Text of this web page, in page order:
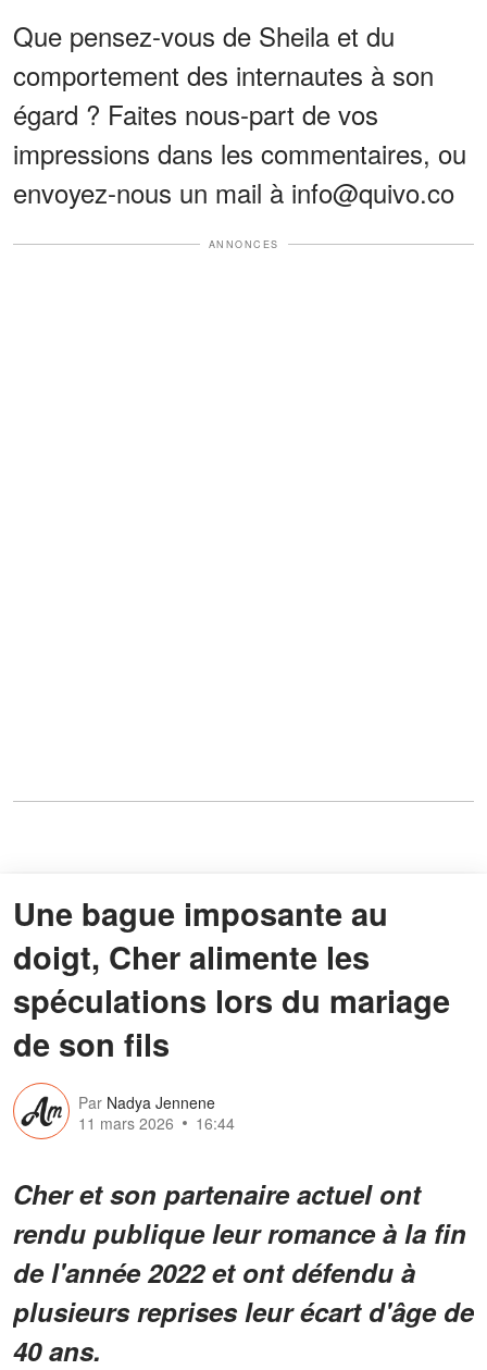
Que pensez-vous de Sheila et du
comportement des internautes à son
égard ? Faites nous-part de vos
impressions dans les commentaires, ou
envoyez-nous un mail à info@quivo.co
ANNONCES
Une bague imposante au
doigt, Cher alimente les
spéculations lors du mariage
de son fils
Par Nadya Jennene
11 mars 2026
16:44
Cher et son partenaire actuel ont
rendu publique leur romance à la fin
de l'année 2022 et ont défendu à
plusieurs reprises leur écart d'âge de
40 ans.